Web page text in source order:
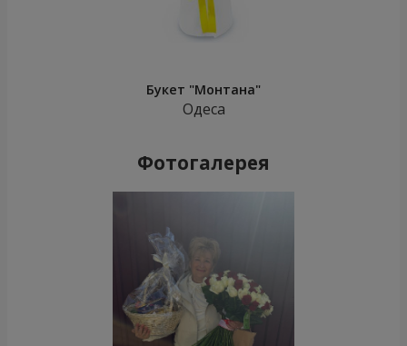
Букет "Монтана"
Одеса
Фотогалерея